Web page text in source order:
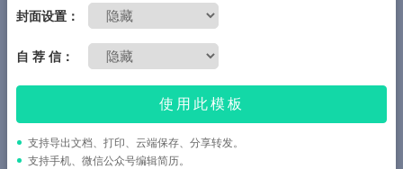
AI 模拟面试
面试自我介绍
简历教程
封面设置：
自 荐 信：
使用此模板
支持导出文档、打印、云端保存、分享转发。
支持手机、微信公众号编辑简历。